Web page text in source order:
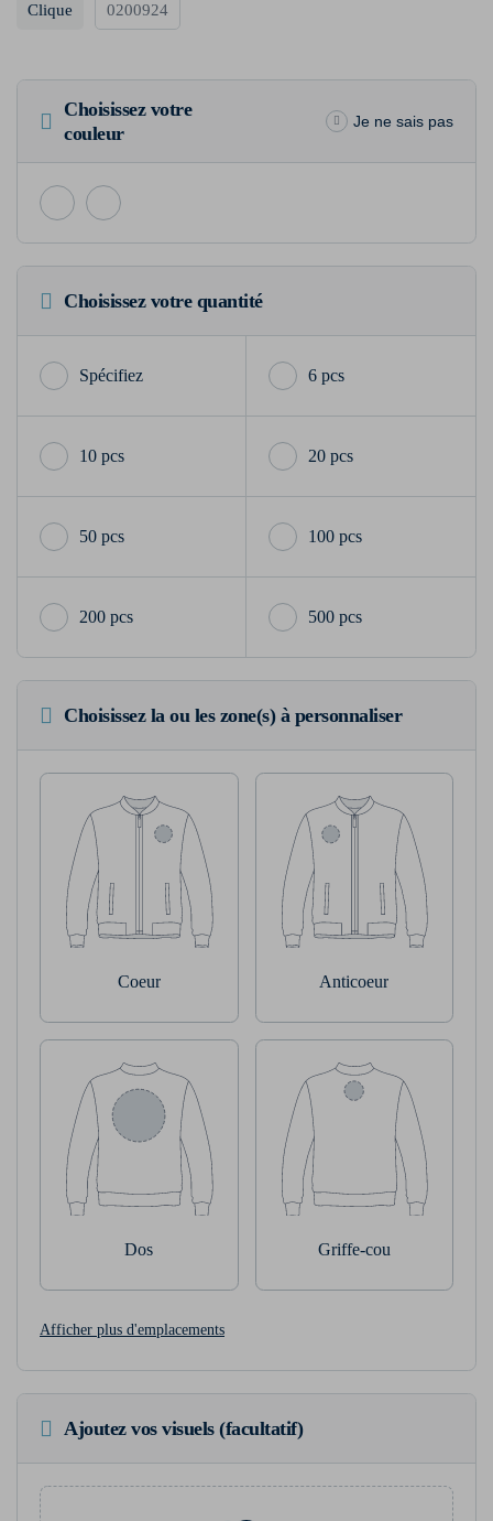
Clique 0200924
Choisissez votre
couleur
Je ne sais pas
Choisissez votre quantité
6 pcs
10 pcs 20 pcs
50 pcs 100 pcs
200 pcs 500 pcs
Choisissez la ou les zone(s) à personnaliser
Coeur Anticoeur
Dos Griffe-cou
Afficher plus d'emplacements
Ajoutez vos visuels (facultatif)